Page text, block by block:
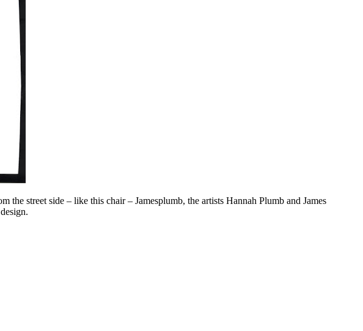
street side – like this chair – Jamesplumb, the artists Hannah Plumb and James